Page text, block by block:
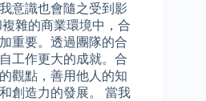
意識也會隨之受到影
雜的商業環境中，合
重要。透過團隊的合
工作更大的成就。合
觀點，善用他人的知
創造力的發展。 當我